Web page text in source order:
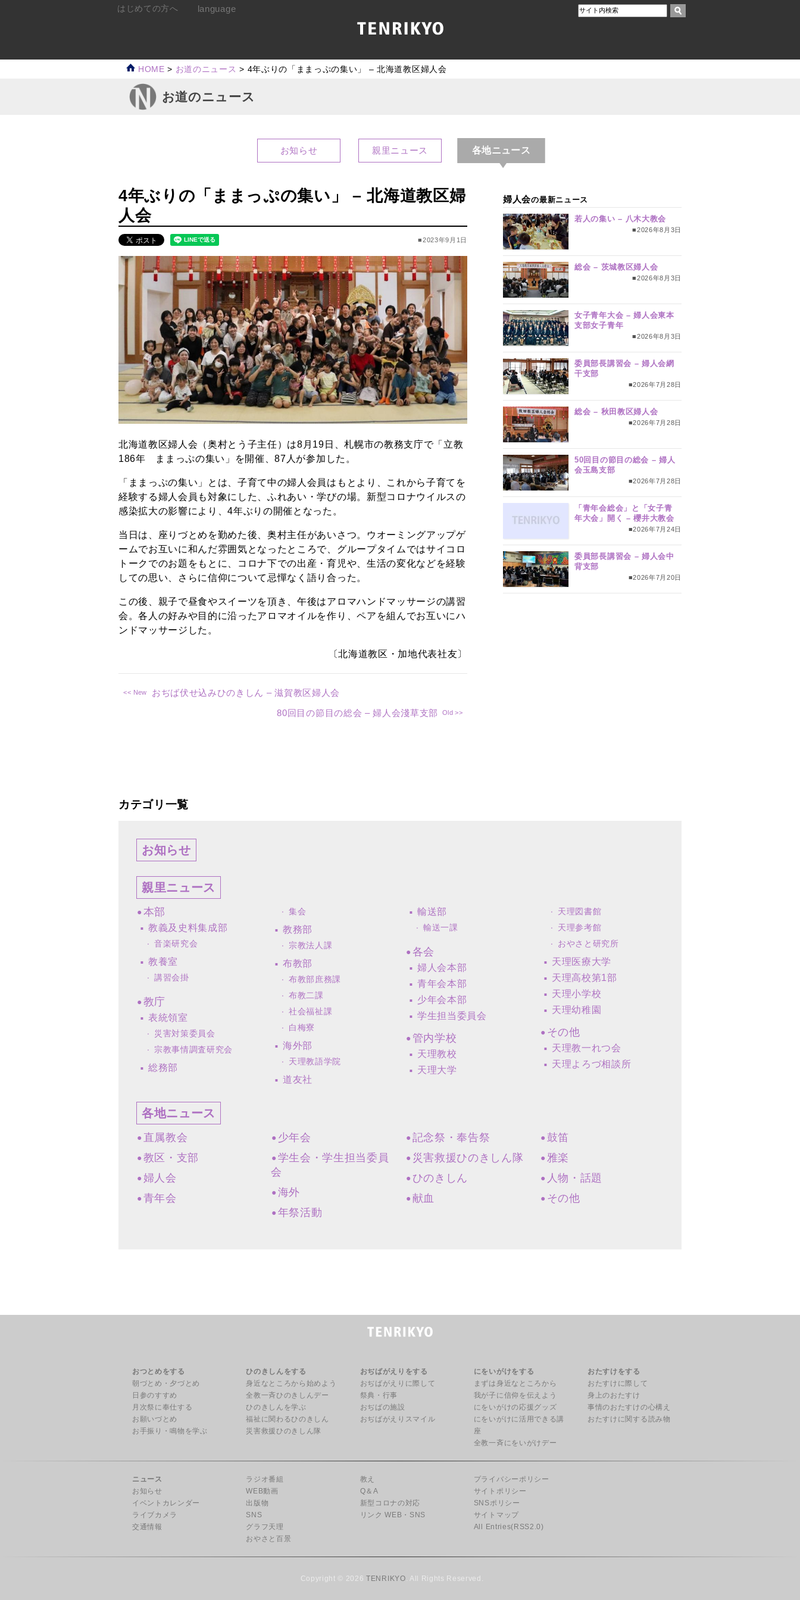
HOME > お道のニュース > 4年ぶりの「ままっぷの集い」 – 北海道教区婦人会
お道のニュース
お知らせ 親里ニュース 各地ニュース
4年ぶりの「ままっぷの集い」 – 北海道教区婦
人会
■2023年9月1日
北海道教区婦人会（奥村とう子主任）は8月19日、札幌市の教務支庁で「立教
186年 ままっぷの集い」を開催、87人が参加した。
「ままっぷの集い」とは、子育て中の婦人会員はもとより、これから子育てを
経験する婦人会員も対象にした、ふれあい・学びの場。新型コロナウイルスの
感染拡大の影響により、4年ぶりの開催となった。
当日は、座りづとめを勤めた後、奥村主任があいさつ。ウオーミングアップゲ
ームでお互いに和んだ雰囲気となったところで、グループタイムではサイコロ
トークでのお題をもとに、コロナ下での出産・育児や、生活の変化などを経験
しての思い、さらに信仰について忌憚なく語り合った。
この後、親子で昼食やスイーツを頂き、午後はアロマハンドマッサージの講習
会。各人の好みや目的に沿ったアロマオイルを作り、ペアを組んでお互いにハ
ンドマッサージした。
〔北海道教区・加地代表社友〕
おぢば伏せ込みひのきしん – 滋賀教区婦人会
80回目の節目の総会 – 婦人会淺草支部
婦人会の最新ニュース
若人の集い – 八木大教会
■2026年8月3日
総会 – 茨城教区婦人会
■2026年8月3日
女子青年大会 – 婦人会東本
支部女子青年
■2026年8月3日
委員部長講習会 – 婦人会網
干支部
■2026年7月28日
総会 – 秋田教区婦人会
■2026年7月28日
50回目の節目の総会 – 婦人
会玉島支部
■2026年7月28日
「青年会総会」と「女子青
年大会」開く – 櫻井大教会
■2026年7月24日
委員部長講習会 – 婦人会中
背支部
■2026年7月20日
カテゴリ一覧
お知らせ
親里ニュース
本部
教義及史料集成部
音楽研究会
教養室
講習会掛
教庁
表統領室
災害対策委員会
宗教事情調査研究会
総務部
集会
教務部
宗教法人課
布教部
布教部庶務課
布教二課
社会福祉課
白梅寮
海外部
天理教語学院
道友社
輸送部
輸送一課
各会
婦人会本部
青年会本部
少年会本部
学生担当委員会
管内学校
天理教校
天理大学
天理図書館
天理参考館
おやさと研究所
天理医療大学
天理高校第1部
天理小学校
天理幼稚園
その他
天理教一れつ会
天理よろづ相談所
各地ニュース
直属教会
教区・支部
婦人会
青年会
少年会
学生会・学生担当委員
会
海外
年祭活動
記念祭・奉告祭
災害救援ひのきしん隊
ひのきしん
献血
鼓笛
雅楽
人物・話題
その他
はじめての方へ language
おつとめをする
朝づとめ・夕づとめ
日参のすすめ
月次祭に奉仕する
お願いづとめ
お手振り・鳴物を学ぶ
ひのきしんをする
身近なところから始めよう
全教一斉ひのきしんデー
ひのきしんを学ぶ
福祉に関わるひのきしん
災害救援ひのきしん隊
おぢばがえりをする
おぢばがえりに際して
祭典・行事
おぢばの施設
おぢばがえりスマイル
にをいがけをする
まずは身近なところから
我が子に信仰を伝えよう
にをいがけの応援グッズ
にをいがけに活用できる講
座
全教一斉にをいがけデー
おたすけをする
おたすけに際して
身上のおたすけ
事情のおたすけの心構え
おたすけに関する読み物
ニュース
お知らせ
イベントカレンダー
ライブカメラ
交通情報
ラジオ番組
WEB動画
出版物
SNS
グラフ天理
おやさと百景
教え
Q＆A
新型コロナの対応
リンク WEB・SNS
プライバシーポリシー
サイトポリシー
SNSポリシー
サイトマップ
All Entries(RSS2.0)
Copyright © 2026TENRIKYO . All Rights Reserved.